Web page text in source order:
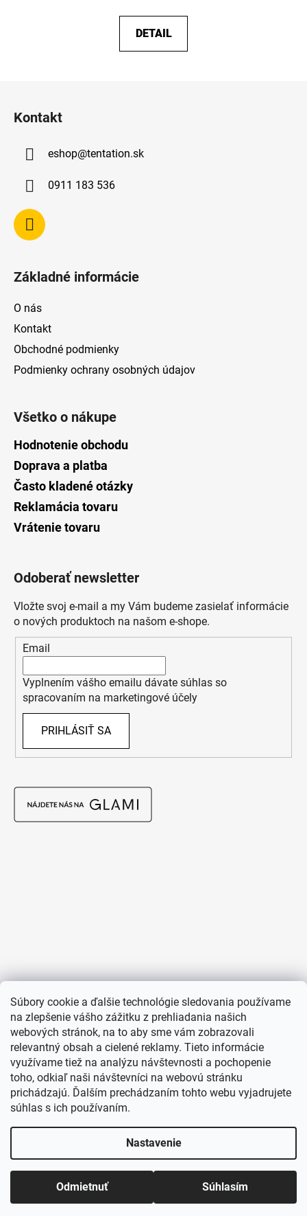
Súbory cookie a ďalšie technológie sledovania používame
na zlepšenie vášho zážitku z prehliadania našich
webových stránok, na to aby sme vám zobrazovali
relevantný obsah a cielené reklamy. Tieto informácie
využívame tiež na analýzu návštevnosti a pochopenie
toho, odkiaľ naši návštevníci na webovú stránku
prichádzajú. Ďalším prechádzaním tohto webu vyjadrujete
súhlas s ich používaním.
Nastavenie
Odmietnuť Súhlasím
DETAIL
Kontakt
eshop@tentation.sk
0911 183 536
Základné informácie
O nás
Kontakt
Obchodné podmienky
Podmienky ochrany osobných údajov
Všetko o nákupe
Hodnotenie obchodu
Doprava a platba
Často kladené otázky
Reklamácia tovaru
Vrátenie tovaru
Odoberať newsletter
Vložte svoj e-mail a my Vám budeme zasielať informácie
o nových produktoch na našom e-shope.
Email
Vyplnením vášho emailu dávate súhlas so
spracovaním na marketingové účely
PRIHLÁSIŤ SA
Copyright 2026TENTATION.SK. Všetky práva vyhradené.